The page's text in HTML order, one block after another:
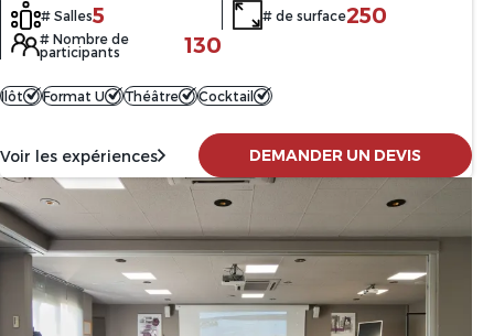
# Salles5 # de surface250
# Nombre de
participants
130
Ilôt Format U Théâtre Cocktail
Voir les expériences DEMANDER UN DEVIS